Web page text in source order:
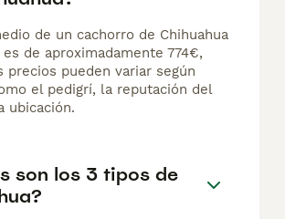
de un cachorro de Chihuahua
es de aproximadamente 774€,
precios pueden variar según
el pedigrí, la reputación del
ubicación.
son los 3 tipos de